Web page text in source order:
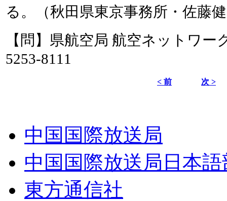
る。（秋田県東京事務所・佐藤
【問】県航空局 航空ネットワ
5253-8111
< 前 次 >
中国国際放送局
中国国際放送局日本語
東方通信社